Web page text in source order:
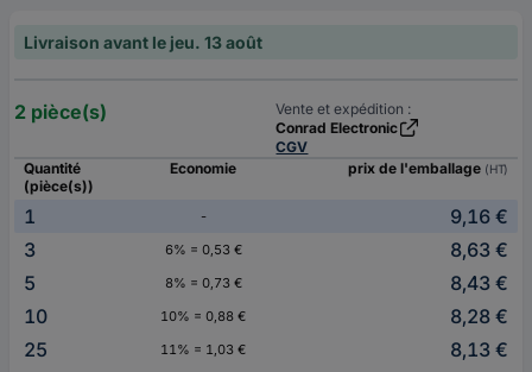
Livraison avant le jeu. 13 août
2 pièce(s)
Vente et expédition :
Conrad Electronic
CGV
Quantité
(pièce(s))
Economie prix de l'emballage (HT)
1 -
9,16 €
3
6% = 0,53 €
8,63 €
5
8% = 0,73 €
8,43 €
10
10% = 0,88 €
8,28 €
25
11% = 1,03 € 8,13 €